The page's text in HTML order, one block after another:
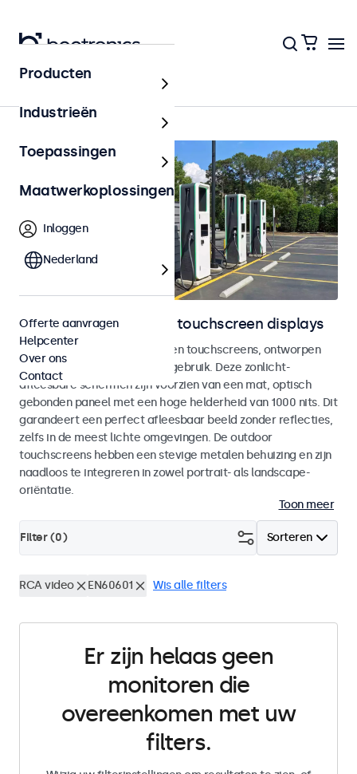
Home
Outdoor monitoren en touchscreen displays
Weersbestendige monitoren en touchscreens, ontworpen
voor zowel binnen- als buitengebruik. Deze zonlicht-
afleesbare schermen zijn voorzien van een mat, optisch
gebonden paneel met een hoge helderheid van 1000 nits. Dit
garandeert een perfect afleesbaar beeld zonder reflecties,
zelfs in de meest lichte omgevingen. De outdoor
touchscreens hebben een stevige metalen behuizing en zijn
naadloos te integreren in zowel portrait- als landscape-
oriëntatie.
Toon meer
Sorteren
Filter (0)
RCA video EN60601 Wis alle filters
Er zijn helaas geen
monitoren die
overeenkomen met uw
filters.
Producten
Industrieën
Toepassingen
Maatwerkoplossingen
Inloggen
Nederland
Offerte aanvragen
Helpcenter
Over ons
Contact